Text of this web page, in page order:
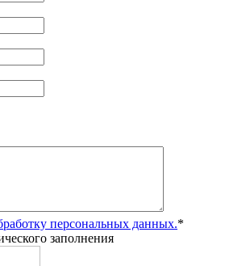
персональных данных.*
заполнения